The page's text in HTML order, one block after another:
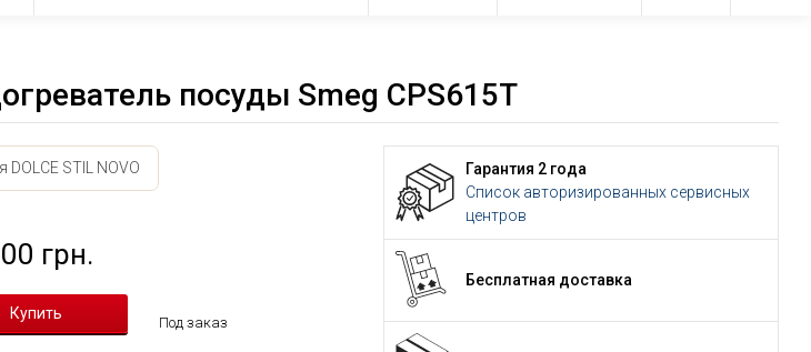
посуды Smeg CPS615T
DOLCE STIL NOVO
грн.
Под заказ
Гарантия 2 года
Список авторизированных сервисных
центров
Бесплатная доставка